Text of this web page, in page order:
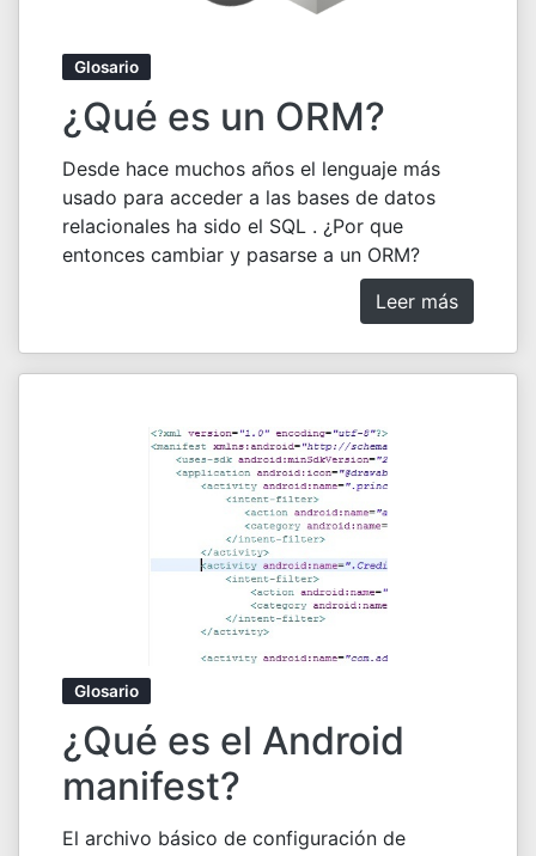
Glosario
¿Qué es un ORM?
Desde hace muchos años el lenguaje más
usado para acceder a las bases de datos
relacionales ha sido el SQL . ¿Por que
entonces cambiar y pasarse a un ORM?
Leer más
Glosario
¿Qué es el Android
manifest?
El archivo básico de configuración de